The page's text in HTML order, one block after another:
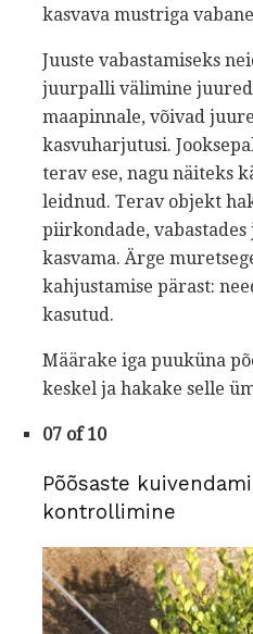
kasvava mustriga
Juuste vabastamiseks
juurpalli välimine
maapinnale, võivad
kasvuharjutusi.
terav ese, nagu näiteks
leidnud. Terav objekt
piirkondade,
kasvama. Ärge
kahjustamise pärast:
kasutud.
Määrake iga puuküna
keskel ja hakake selle
07 of 10
Põõsaste
kontrollimine